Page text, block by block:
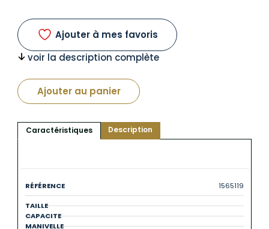
Ajouter à mes favoris
voir la description complète
Ajouter au panier
Caractéristiques Description
1565119